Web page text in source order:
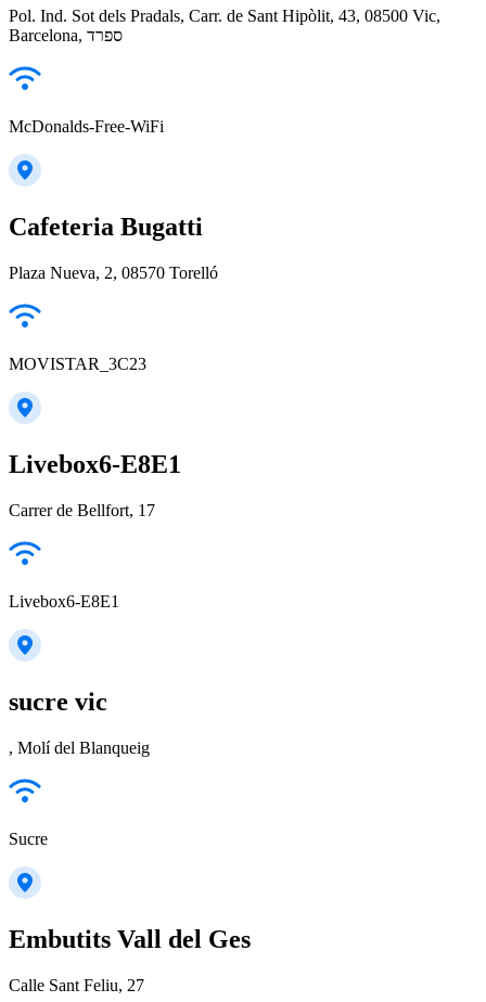
Pol. Ind. Sot dels Pradals, Carr. de Sant Hipòlit, 43, 08500 Vic,
Barcelona, ספרד
McDonalds-Free-WiFi
Cafeteria Bugatti
Plaza Nueva, 2, 08570 Torelló
MOVISTAR_3C23
Livebox6-E8E1
Carrer de Bellfort, 17
Livebox6-E8E1
sucre vic
, Molí del Blanqueig
Sucre
Embutits Vall del Ges
Calle Sant Feliu, 27